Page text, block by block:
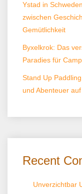
Ystad in
zwischen
Gemütlichkeit
Byxelkrok: Das
Paradies für
Stand Up
und Abenteuer
Recent
Unverzichtbar